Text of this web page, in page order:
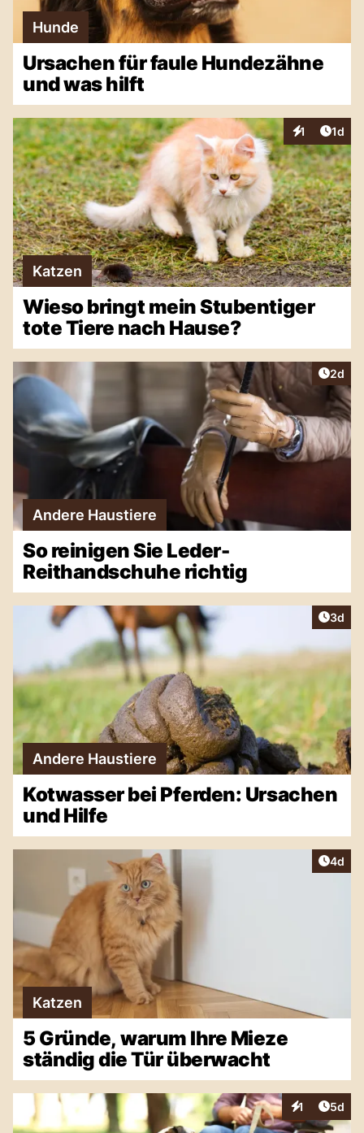
Hunde
Ursachen für faule Hundezähne
und was hilft
1
Interaktionen
1d
Katzen
Wieso bringt mein Stubentiger
tote Tiere nach Hause?
2d
Andere Haustiere
So reinigen Sie Leder-
Reithandschuhe richtig
3d
Andere Haustiere
Kotwasser bei Pferden: Ursachen
und Hilfe
4d
Katzen
5 Gründe, warum Ihre Mieze
ständig die Tür überwacht
1
Interaktionen
5d